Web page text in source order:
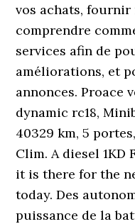
vos achats,
comprendre
services afin de
améliorations, et
annonces. Proace
dynamic rc18,
40329 km, 5
Clim. A diesel 1KD
it is there for the
today. Des
puissance de la